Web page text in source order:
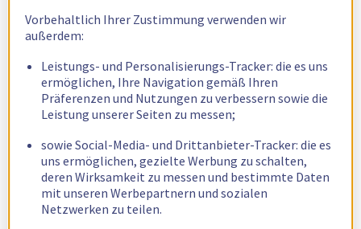
Vorbehaltlich Ihrer Zustimmung verwenden wir
außerdem:
Leistungs- und Personalisierungs-Tracker: die es uns
ermöglichen, Ihre Navigation gemäß Ihren
Präferenzen und Nutzungen zu verbessern sowie die
Leistung unserer Seiten zu messen;
sowie Social-Media- und Drittanbieter-Tracker: die es
uns ermöglichen, gezielte Werbung zu schalten,
deren Wirksamkeit zu messen und bestimmte Daten
mit unseren Werbepartnern und sozialen
Netzwerken zu teilen.